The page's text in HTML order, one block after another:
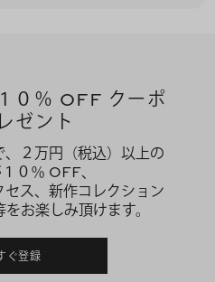
０％ OFF クーポ
ゼント
２万円（税込）以上の
０％ OFF、
ス、新作コレクション
お楽しみ頂けます。
ぐ登録